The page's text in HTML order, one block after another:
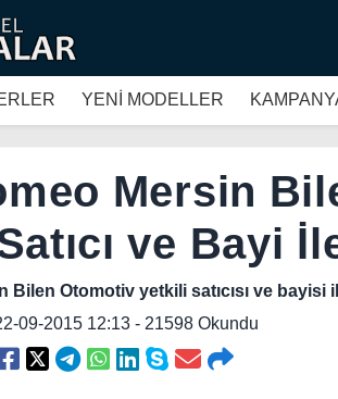
YENİ MODELLER
Mersin
ve Bayi
Bilen Otomotiv yetkili satıcısı ve
09-2015 12:13 - 21598 Okundu